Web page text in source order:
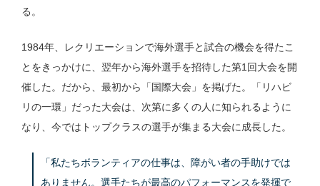
る。
1984年、レクリエーションで海外選手と試合の機会を得たこ
とをきっかけに、翌年から海外選手を招待した第1回大会を開
催した。だから、最初から「国際大会」を掲げた。「リハビ
リの一環」だった大会は、次第に多くの人に知られるように
なり、今ではトップクラスの選手が集まる大会に成長した。
「私たちボランティアの仕事は、障がい者の手助けでは
ありません。選手たちが最高のパフォーマンスを発揮で